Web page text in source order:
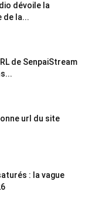
dévoile la
de la...
de SenpaiStream
url du site
: la vague